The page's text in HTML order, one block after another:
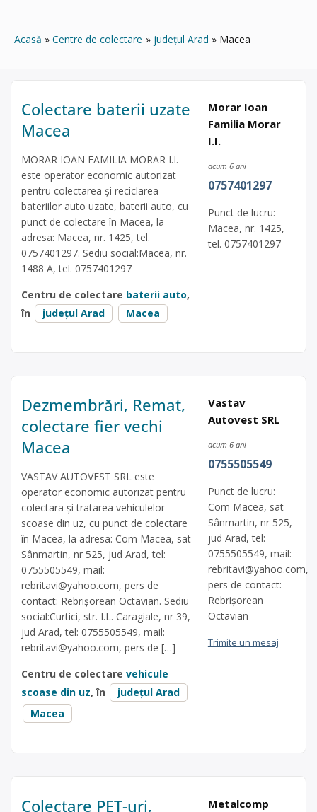
Acasă Centre de colectare județul Arad Macea
Colectare baterii uzate
Macea
MORAR IOAN FAMILIA MORAR I.I.
este operator economic autorizat
pentru colectarea și reciclarea
bateriilor auto uzate, baterii auto, cu
punct de colectare în Macea, la
adresa: Macea, nr. 1425, tel.
0757401297. Sediu social:Macea, nr.
1488 A, tel. 0757401297
Centru de colectare baterii auto,
în
județul Arad Macea
Morar Ioan
Familia Morar
I.I.
acum 6 ani
0757401297
Punct de lucru:
Macea, nr. 1425,
tel. 0757401297
Dezmembrări, Remat,
colectare fier vechi
Macea
VASTAV AUTOVEST SRL este
operator economic autorizat pentru
colectara și tratarea vehiculelor
scoase din uz, cu punct de colectare
în Macea, la adresa: Com Macea, sat
Sânmartin, nr 525, jud Arad, tel:
0755505549, mail:
rebritavi@yahoo.com, pers de
contact: Rebrișorean Octavian. Sediu
social:Curtici, str. I.L. Caragiale, nr 39,
jud Arad, tel: 0755505549, mail:
rebritavi@yahoo.com, pers de […]
Centru de colectare vehicule
scoase din uz, în
județul Arad
Macea
Vastav
Autovest SRL
acum 6 ani
0755505549
Punct de lucru:
Com Macea, sat
Sânmartin, nr 525,
jud Arad, tel:
0755505549, mail:
rebritavi@yahoo.com,
pers de contact:
Rebrișorean
Octavian
Trimite un mesaj
Colectare PET-uri, Metalcomp